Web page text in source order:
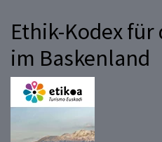
Ethik-Kodex
im Baskenland